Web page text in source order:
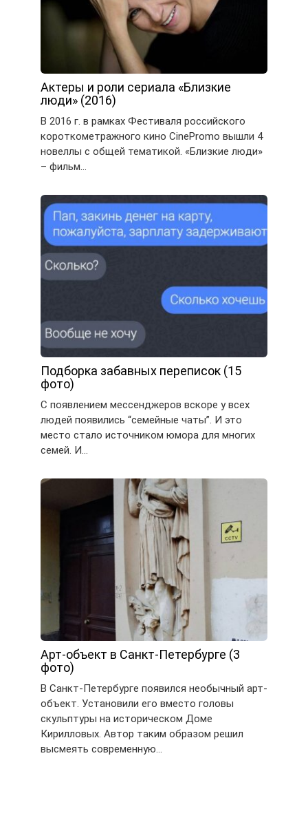
Актеры и роли сериала «Близкие
люди» (2016)
В 2016 г. в рамках Фестиваля российского
короткометражного кино CinePromo вышли 4
новеллы с общей тематикой. «Близкие люди»
– фильм…
Подборка забавных переписок (15
фото)
С появлением мессенджеров вскоре у всех
людей появились “семейные чаты”. И это
место стало источником юмора для многих
семей. И…
Арт-объект в Санкт-Петербурге (3
фото)
В Санкт-Петербурге появился необычный арт-
объект. Установили его вместо головы
скульптуры на историческом Доме
Кирилловых. Автор таким образом решил
высмеять современную…